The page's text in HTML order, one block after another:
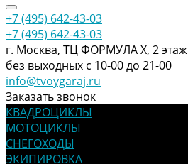
+7 (495) 642-43-03
+7 (495) 642-43-03
г. Москва, ТЦ ФОРМУЛА Х, 2 этаж
без выходных с 10-00 до 21-00
info@tvoygaraj.ru
Заказать звонок
КВАДРОЦИКЛЫ
МОТОЦИКЛЫ
СНЕГОХОДЫ
ЭКИПИРОВКА